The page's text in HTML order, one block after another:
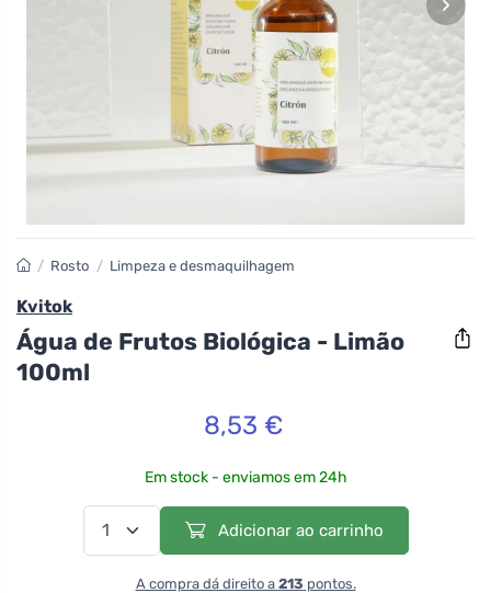
/ Rosto / Limpeza e desmaquilhagem
Kvitok
Água de Frutos Biológica - Limão
100ml
8,53 €
Em stock - enviamos em 24h
Adicionar ao carrinho
A compra dá direito a 213 pontos.